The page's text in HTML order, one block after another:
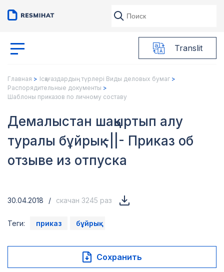
Translit
Главная
Ісқағаздардың түрлері Виды деловых бумаг
Распорядительные документы
Шаблоны приказов по личному составу
Демалыстан шақыртып алу
туралы бұйрық -||- Приказ об
отзыве из отпуска
30.04.2018 / скачан 3245 раз
Теги: приказ бұйрық
Сохранить